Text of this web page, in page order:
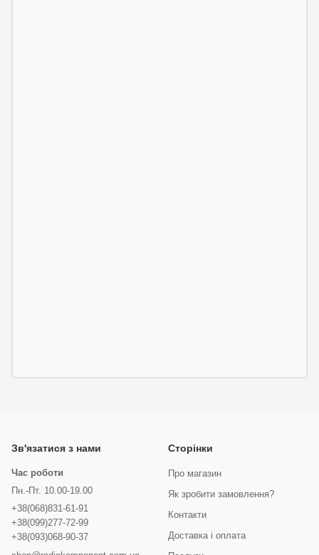
Зв'язатися з нами
Час роботи
Пн.-Пт. 10.00-19.00
+38(068)831-61-91
+38(099)277-72-99
+38(093)068-90-37
Сторінки
Про магазин
Як зробити замовлення?
Контакти
Доставка і оплата